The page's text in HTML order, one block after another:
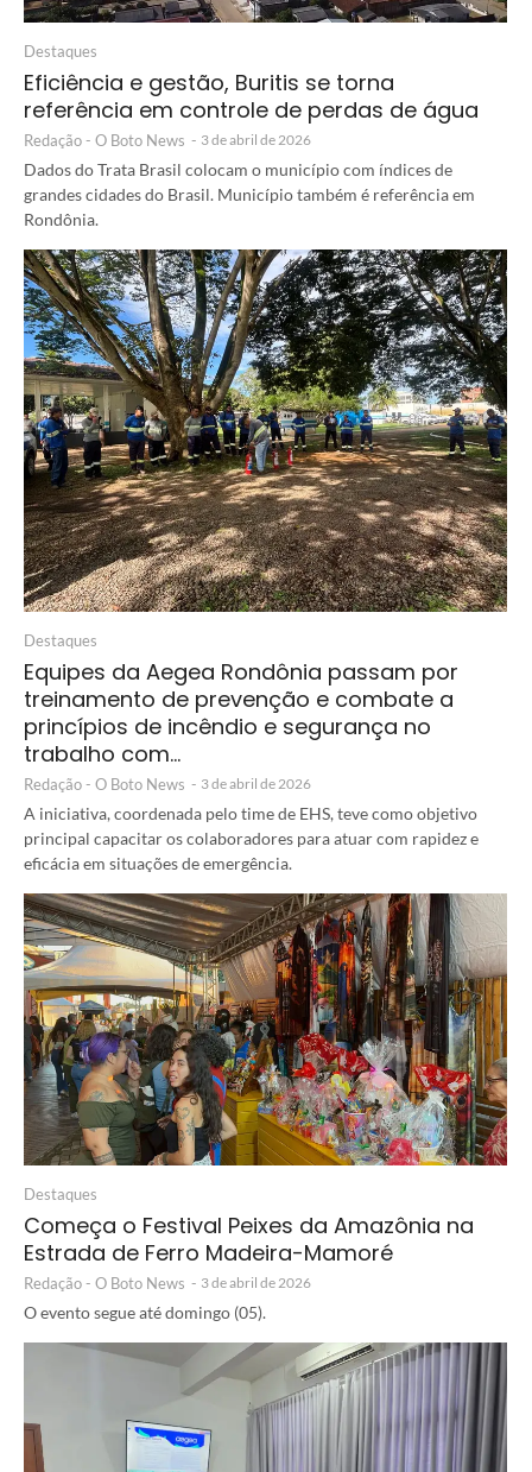
Destaques
Eficiência e gestão, Buritis se torna
referência em controle de perdas de água
Redação - O Boto News - 3 de abril de 2026
Dados do Trata Brasil colocam o município com índices de
grandes cidades do Brasil. Município também é referência em
Rondônia.
Destaques
Equipes da Aegea Rondônia passam por
treinamento de prevenção e combate a
princípios de incêndio e segurança no
trabalho com…
Redação - O Boto News - 3 de abril de 2026
A iniciativa, coordenada pelo time de EHS, teve como objetivo
principal capacitar os colaboradores para atuar com rapidez e
eficácia em situações de emergência.
Destaques
Começa o Festival Peixes da Amazônia na
Estrada de Ferro Madeira-Mamoré
Redação - O Boto News - 3 de abril de 2026
O evento segue até domingo (05).